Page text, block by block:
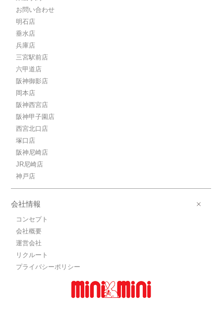
6.6万円(管理費10000円)
お問い合わせ
明石店
垂水店
兵庫店
三宮駅前店
六甲道店
阪神御影店
岡本店
阪神西宮店
阪神甲子園店
西宮北口店
塚口店
阪神尼崎店
JR尼崎店
神戸店
会社情報
コンセプト
会社概要
運営会社
リクルート
プライバシーポリシー